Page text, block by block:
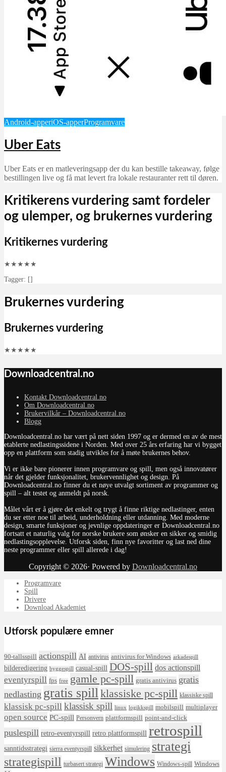
Android-apperiOS-apperProgramvare
Uber Eats
Uber Eats er en matleveringsapp der du kan bestille takeaway, følge
bestillingen live og få mat levert fra lokale restauranter rett til døren.
Kritikerens vurdering samt fordeler
og ulemper, og brukernes vurdering
Kritikernes vurdering
★ ★ ★ ★ ★
Tagger: []
Brukernes vurdering
Brukernes vurdering
★ ★ ★ ★ ★
Downloadcentral.no
Kontakt Downloadcentral.no
Om Downloadcentral.no
Brukervilkår – Downloadcentral.no
Blogg
Downloadcentral.no har vært på nett siden 1997 og er dermed en av de mest
etablerte nedlastingssidene i Norden. Med over 25 års erfaring har vi bygget
opp en plattform som stadig utvikles for å møte brukernes behov.
Vi er ikke bare pionerer innen programvare og spill, men også innovatører
når det gjelder funksjonalitet, brukervennlighet og design. På
Downloadcentral.no finner du et nøye utvalgt sortiment av programmer og
spill – alt testet og anmeldt på norsk.
Målet vårt er å gjøre det enkelt og trygt å finne riktige nedlastinger, enten
du ser etter noe til arbeid, underholdning eller utdanning. Med moderne
design, smarte funksjoner og jevnlige oppdateringer er Downloadcentral.no
fortsatt et naturlig valg for norske brukere som ønsker en sikker og smidig
nedlastingsopplevelse. Utforsk siden, finn nye favoritter og last ned dine
neste programmer eller spill allerede i dag!
Copyright © 2026· Powered by Downloadcentral.no
Programvare
Spill
Drivere
Download Akademiet
Utforsk populære emner
90-tallsspill actionspill AI antivirus antivirus for Windows arkadespill
bilderedigering byggespill casual-spill DOS-spill dos actionspill
eventyrspill fps free gamle pc-spill gratis antivirus gratis
nedlasting gratis spillklassiske pc-spill klassiske spill
klassisk pc-spill klassisk spill linux logikkspill mobilspill multiplayer
open source PC-spill Personvern plattformspill point-and-click
puslespill retro-eventyrspill retro plattformspill retrospill
sanntidsstrategi sierra eventyrspill sikkerhet simulering strategi
strategispill turbasert strategi Windows Windows-spill Windows